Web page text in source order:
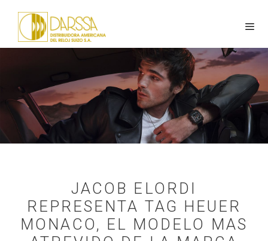
JACOB ELORDI
REPRESENTA TAG HEUER
MONACO, EL MODELO MAS